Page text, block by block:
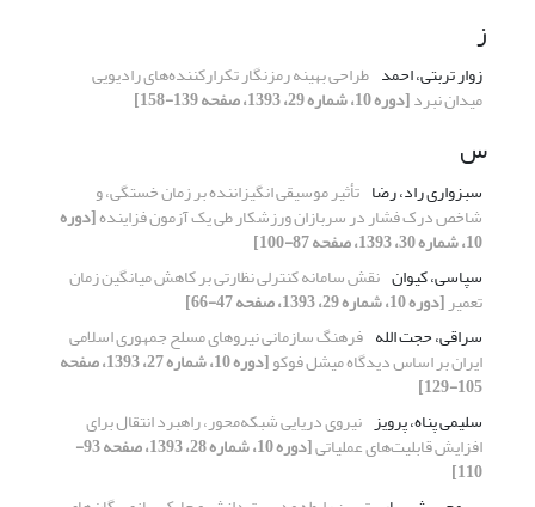
ز
زوار تربتی، احمد طراحی بهینه رمزنگار تکرارکننده‌های رادیویی
میدان نبرد[دوره 10، شماره 29، 1393، صفحه 139-158]
س
سبزواری راد، رضا تأثیر موسیقی انگیزاننده بر زمان خستگی، و
شاخص درک فشار در سربازان ورزشکار طی یک آزمون فزاینده[دوره
10، شماره 30، 1393، صفحه 87-100]
سپاسی، کیوان نقش سامانه کنترلی نظارتی بر کاهش میانگین زمان
تعمیر[دوره 10، شماره 29، 1393، صفحه 47-66]
سراقی، حجت الله فرهنگ سازمانی نیروهای مسلح جمهوری اسلامی
ایران بر اساس دیدگاه میشل فوکو [دوره 10، شماره 27، 1393، صفحه
105-129]
سلیمی پناه، پرویز نیروی دریایی شبکه‌محور، راهبرد انتقال برای
افزایش قابلیت‌های عملیاتی [دوره 10، شماره 28، 1393، صفحه 93-
110]